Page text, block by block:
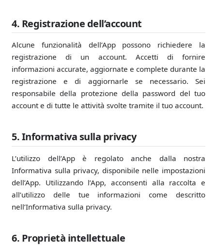
4. Registrazione dell’account
Alcune funzionalità dell’App possono richiedere la
registrazione di un account. Accetti di fornire
informazioni accurate, aggiornate e complete durante la
registrazione e di aggiornarle se necessario. Sei
responsabile della protezione della password del tuo
account e di tutte le attività svolte tramite il tuo account.
5. Informativa sulla privacy
L’utilizzo dell’App è regolato anche dalla nostra
Informativa sulla privacy, disponibile nelle impostazioni
dell’App. Utilizzando l’App, acconsenti alla raccolta e
all’utilizzo delle tue informazioni come descritto
nell’Informativa sulla privacy.
6. Proprietà intellettuale